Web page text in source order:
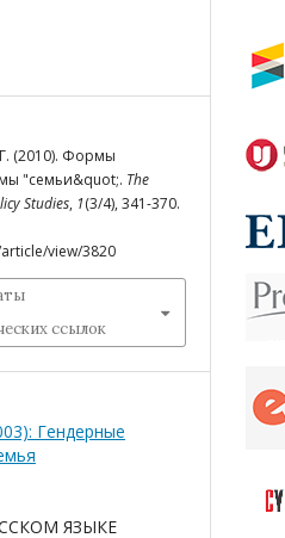
(2010). Формы
"семьи&quot;. The
Studies, 1(3/4), 341-370.
view/3820
ссылок
Гендерные
ЯЗЫКЕ